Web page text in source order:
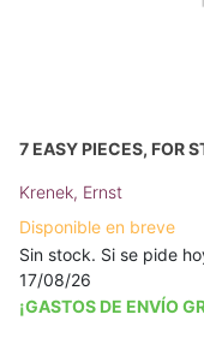
7 EASY PIECES, FOR
Krenek, Ernst
Disponible en breve
Sin stock. Si se pide
17/08/26
¡GASTOS DE ENVÍO